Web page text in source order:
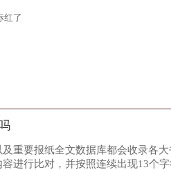
红了
重要报纸全文数据库都会收录各
进行比对，并按照连续出现13个